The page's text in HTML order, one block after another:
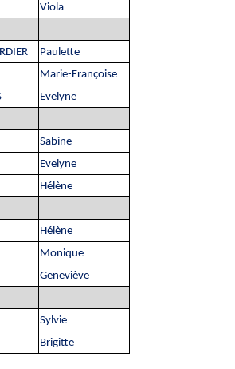
Viola
Paulette
Marie-Françoise
Evelyne
Sabine
Evelyne
Hélène
Hélène
Monique
Geneviève
Sylvie
Brigitte